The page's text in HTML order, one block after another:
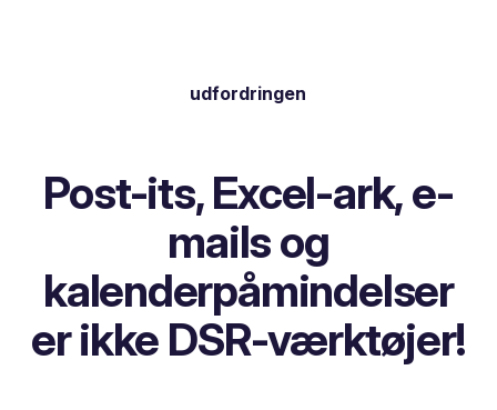
udfordringen
Post-its, Excel-ark, e-
mails og
kalenderpåmindelser
er ikke DSR-værktøjer!